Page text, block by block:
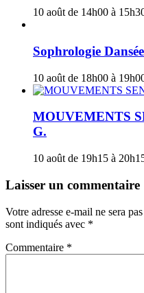
10 août de 14h00 à
Sophrologie
10 août de 18h00 à
MOUVEMENTS
G.
10 août de 19h15 à
Laisser un commentaire
Votre adresse e-mail ne sera
sont indiqués avec *
Commentaire *